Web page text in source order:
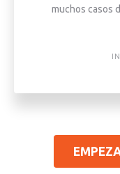
muchos casos